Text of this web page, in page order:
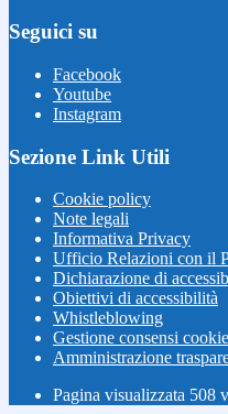
Seguici su
Facebook
Youtube
Instagram
Sezione Link Utili
Cookie policy
Note legali
Informativa Privacy
Ufficio Relazioni con il
Dichiarazione di
Obiettivi di accessibilità
Whistleblowing
Gestione consensi cookie
Amministrazione
Pagina visualizzata 508